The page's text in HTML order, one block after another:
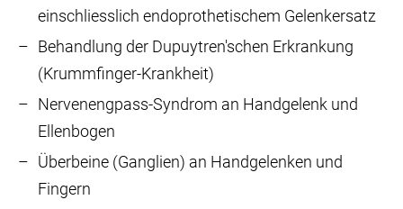
einschliesslich endoprothetischem Gelenkersatz
Behandlung der Dupuytren'schen Erkrankung
(Krummfinger-Krankheit)
Nervenengpass-Syndrom an Handgelenk und
Ellenbogen
Überbeine (Ganglien) an Handgelenken und
Fingern